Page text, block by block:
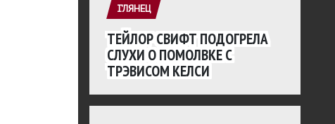
ГЛЯНЕЦ
ТЕЙЛОР СВИФТ ПОДОГРЕЛА
СЛУХИ О ПОМОЛВКЕ С
ТРЭВИСОМ КЕЛСИ